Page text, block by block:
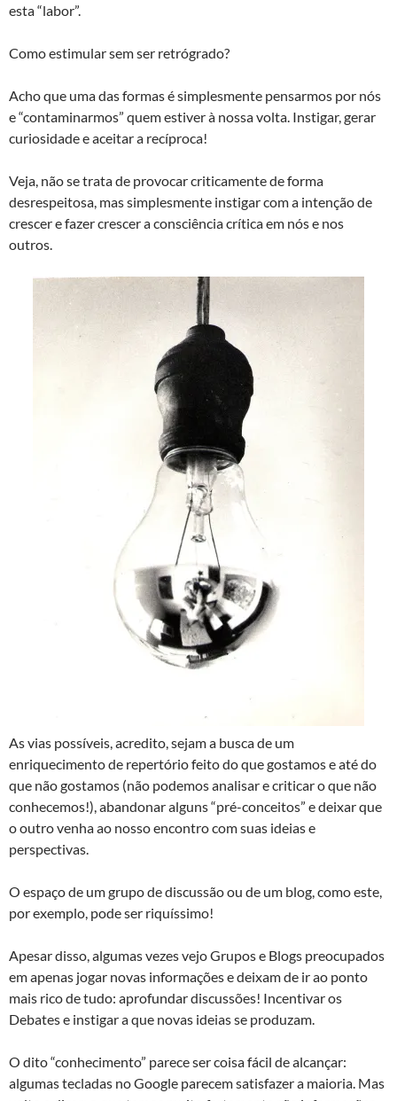
esta “labor”.
Como estimular sem ser retrógrado?
Acho que uma das formas é simplesmente pensarmos por nós
e “contaminarmos” quem estiver à nossa volta. Instigar, gerar
curiosidade e aceitar a recíproca!
Veja, não se trata de provocar criticamente de forma
desrespeitosa, mas simplesmente instigar com a intenção de
crescer e fazer crescer a consciência crítica em nós e nos
outros.
As vias possíveis, acredito, sejam a busca de um
enriquecimento de repertório feito do que gostamos e até do
que não gostamos (não podemos analisar e criticar o que não
conhecemos!), abandonar alguns “pré-conceitos” e deixar que
o outro venha ao nosso encontro com suas ideias e
perspectivas.
O espaço de um grupo de discussão ou de um blog, como este,
por exemplo, pode ser riquíssimo!
Apesar disso, algumas vezes vejo Grupos e Blogs preocupados
em apenas jogar novas informações e deixam de ir ao ponto
mais rico de tudo: aprofundar discussões! Incentivar os
Debates e instigar a que novas ideias se produzam.
O dito “conhecimento” parece ser coisa fácil de alcançar:
algumas tecladas no Google parecem satisfazer a maioria. Mas